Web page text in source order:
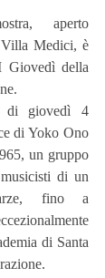
aperto
Medici, è
Giovedì della
di giovedì 4
di Yoko Ono
un gruppo
di un
fino a
di Santa